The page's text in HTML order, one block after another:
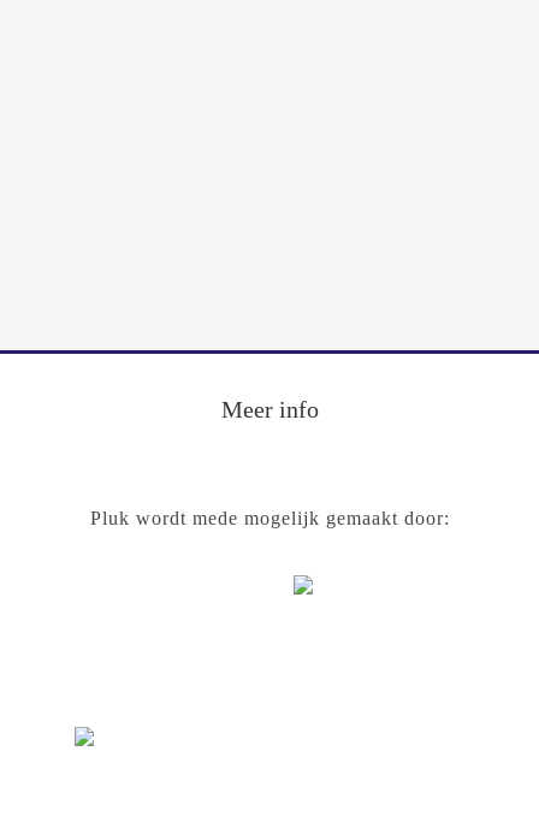
Meer info
Pluk wordt mede mogelijk gemaakt door: